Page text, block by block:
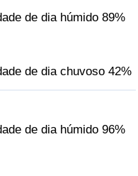
de dia húmido 89%
de dia chuvoso 42%
de dia húmido 96%